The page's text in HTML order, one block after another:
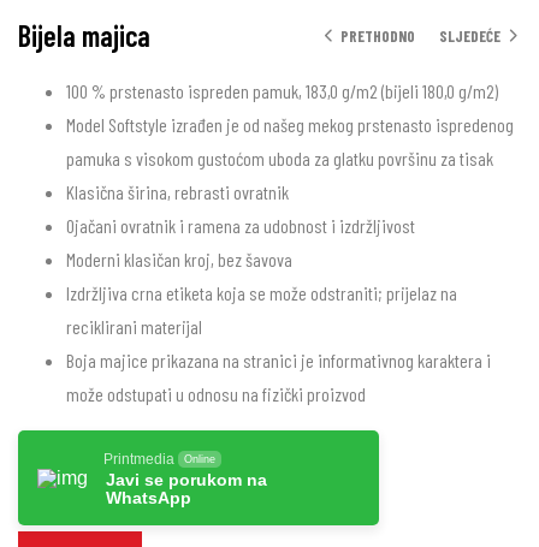
PRETHODNO SLJEDEĆE
Bijela majica
100 % prstenasto ispreden pamuk, 183,0 g/m2 (bijeli 180,0 g/m2)
Model Softstyle izrađen je od našeg mekog prstenasto ispredenog
pamuka s visokom gustoćom uboda za glatku površinu za tisak
Klasična širina, rebrasti ovratnik
Ojačani ovratnik i ramena za udobnost i izdržljivost
Moderni klasičan kroj, bez šavova
Izdržljiva crna etiketa koja se može odstraniti; prijelaz na
reciklirani materijal
Boja majice prikazana na stranici je informativnog karaktera i
može odstupati u odnosu na fizički proizvod
Printmedia Online
Javi se porukom na
WhatsApp